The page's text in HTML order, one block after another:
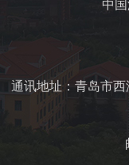
中
通讯地址：青岛市